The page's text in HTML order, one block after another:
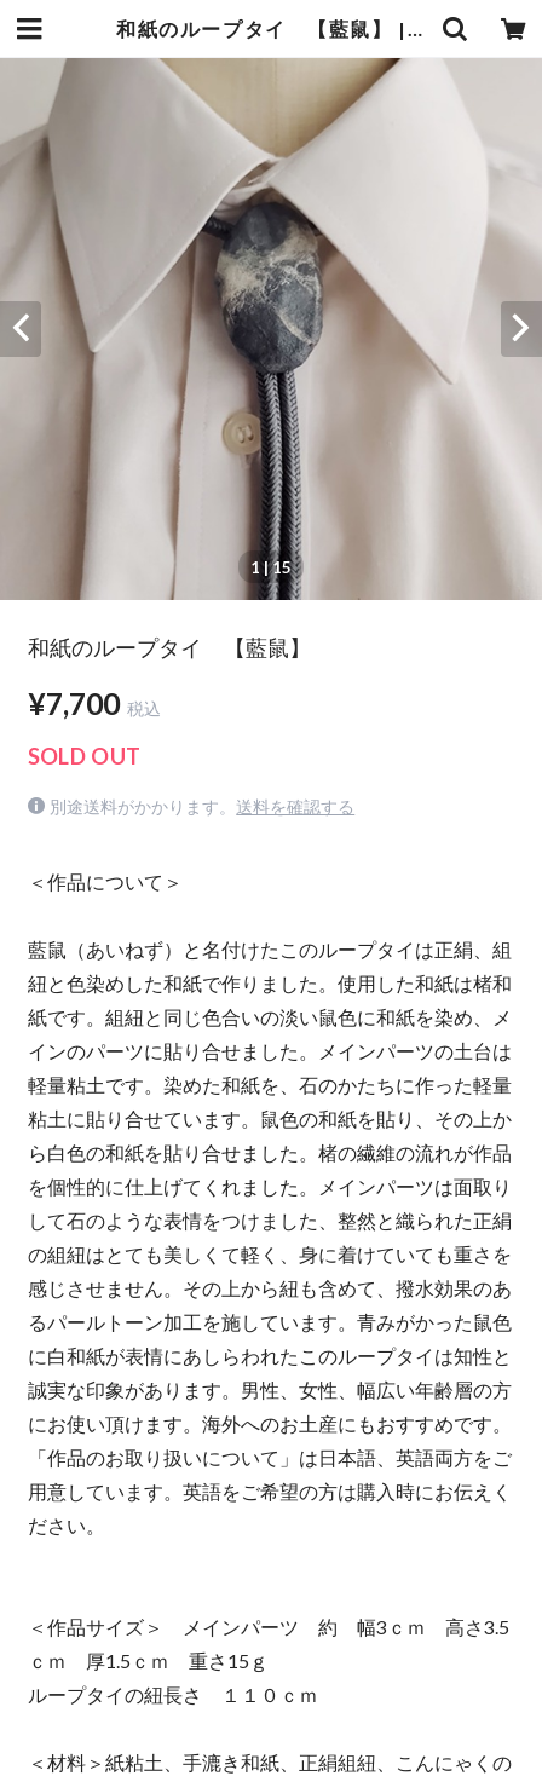
和紙のループタイ 【藍鼠】 | 暮らしの中の和紙のかたち
1| 15
和紙のループタイ 【藍鼠】
¥7,700 税込
SOLD OUT
別途送料がかかります。 送料を確認する
＜作品について＞
藍鼠（あいねず）と名付けたこのループタイは正絹、組
紐と色染めした和紙で作りました。使用した和紙は楮和
紙です。組紐と同じ色合いの淡い鼠色に和紙を染め、メ
インのパーツに貼り合せました。メインパーツの土台は
軽量粘土です。染めた和紙を、石のかたちに作った軽量
粘土に貼り合せています。鼠色の和紙を貼り、その上か
ら白色の和紙を貼り合せました。楮の繊維の流れが作品
を個性的に仕上げてくれました。メインパーツは面取り
して石のような表情をつけました、整然と織られた正絹
の組紐はとても美しくて軽く、身に着けていても重さを
感じさせません。その上から紐も含めて、撥水効果のあ
るパールトーン加工を施しています。青みがかった鼠色
に白和紙が表情にあしらわれたこのループタイは知性と
誠実な印象があります。男性、女性、幅広い年齢層の方
にお使い頂けます。海外へのお土産にもおすすめです。
「作品のお取り扱いについて」は日本語、英語両方をご
用意しています。英語をご希望の方は購入時にお伝えく
ださい。
＜作品サイズ＞ メインパーツ 約 幅3ｃｍ 高さ3.5
ｃｍ 厚1.5ｃｍ 重さ15ｇ
ループタイの紐長さ １１０ｃｍ
＜材料＞紙粘土、手漉き和紙、正絹組紐、こんにゃくの